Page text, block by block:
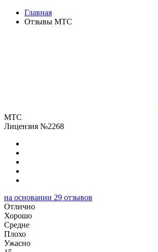
Главная
Отзывы МТС
МТС
Лицензия №2268
на основании 29 отзывов
Отлично
Хорошо
Cредне
Плохо
Ужасно